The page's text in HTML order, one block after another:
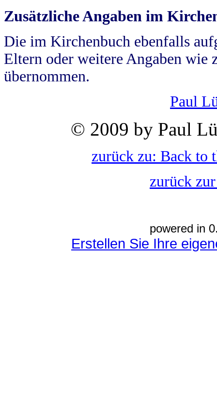
Zusätzliche Angaben im
Die im Kirchenbuch ebenfalls
Eltern oder weitere Angaben wie
übernommen.
Paul
© 2009 by Paul
zurück zu: Back to
zurück
powered in
Erstellen Sie Ihre